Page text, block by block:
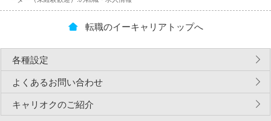
転職のイーキャリアトップへ
各種設定
よくあるお問い合わせ
キャリオクのご紹介